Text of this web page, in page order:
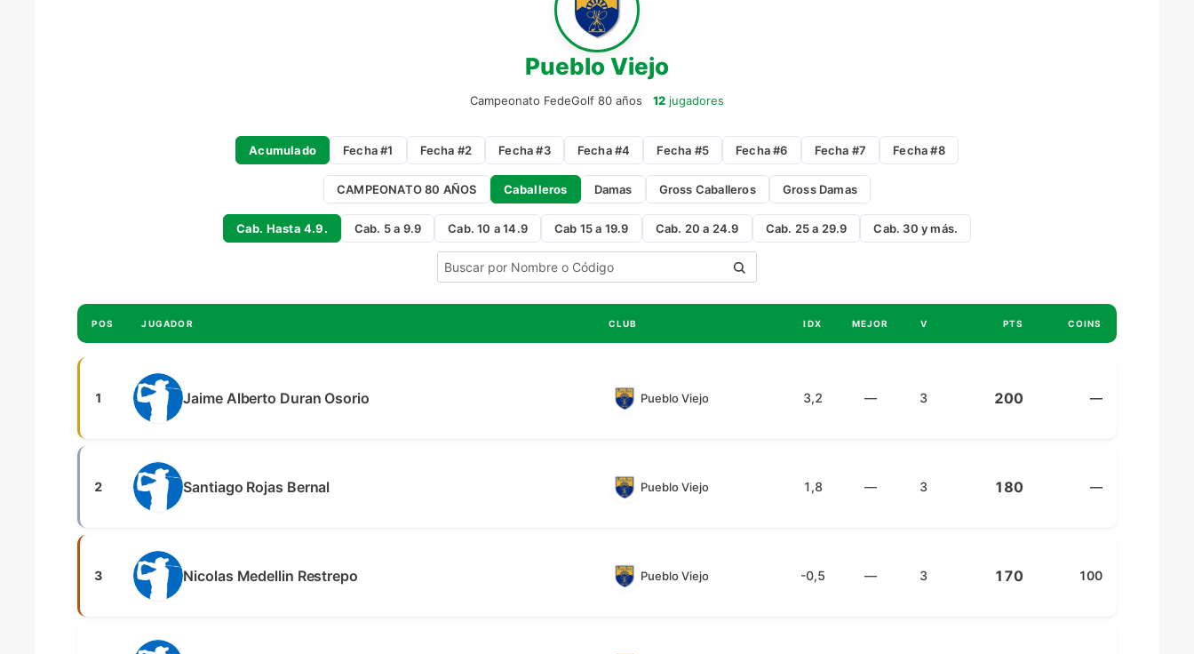
Pueblo Viejo
Campeonato FedeGolf 80 años 12 jugadores
Acumulado Fecha #1 Fecha #2 Fecha #3 Fecha #4 Fecha #5 Fecha #6 Fecha #7 Fecha #8
CAMPEONATO 80 AÑOS Caballeros Damas Gross Caballeros Gross Damas
Cab. Hasta 4.9. Cab. 5 a 9.9 Cab. 10 a 14.9 Cab 15 a 19.9 Cab. 20 a 24.9 Cab. 25 a 29.9 Cab. 30 y más.
POS JUGADOR CLUB IDX MEJOR V PTS COINS
1 Jaime Alberto Duran Osorio Pueblo Viejo 3,2 — 3 200 —
2 Santiago Rojas Bernal Pueblo Viejo 1,8 — 3 180 —
3 Nicolas Medellin Restrepo Pueblo Viejo -0,5 — 3 170 100